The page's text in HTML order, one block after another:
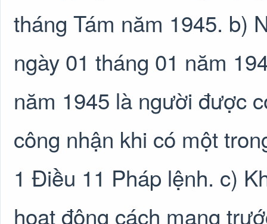
tháng Tám năm 1945. b)
ngày 01 tháng 01 năm
năm 1945 là người được
công nhận khi có một
1 Điều 11 Pháp lệnh. c)
hoạt động cách mạng